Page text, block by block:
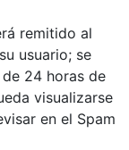
remitido al
usuario; se
24 horas de
visualizarse
en el Spam